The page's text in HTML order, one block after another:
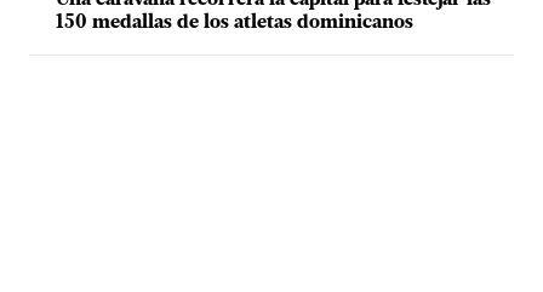
150 medallas de los atletas dominicanos